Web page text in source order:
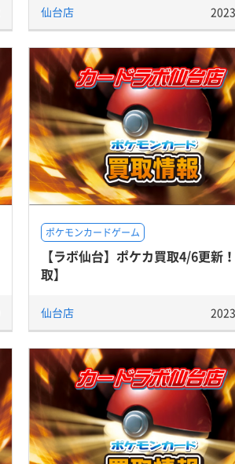
仙台店
ポケモンカードゲーム
【ラボ仙台】ポケカ買取4/6更新
取】
仙台店